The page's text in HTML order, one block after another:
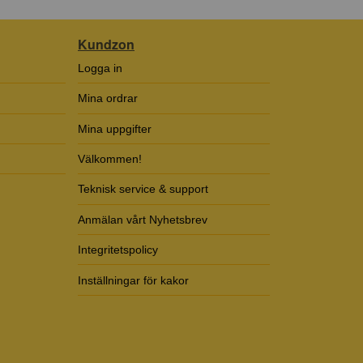
Kundzon
Logga in
Mina ordrar
Mina uppgifter
Välkommen!
Teknisk service & support
Anmälan vårt Nyhetsbrev
Integritetspolicy
Inställningar för kakor